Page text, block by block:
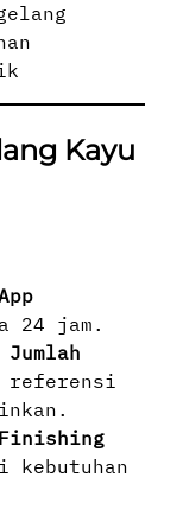
Kayu
24 jam.
referensi